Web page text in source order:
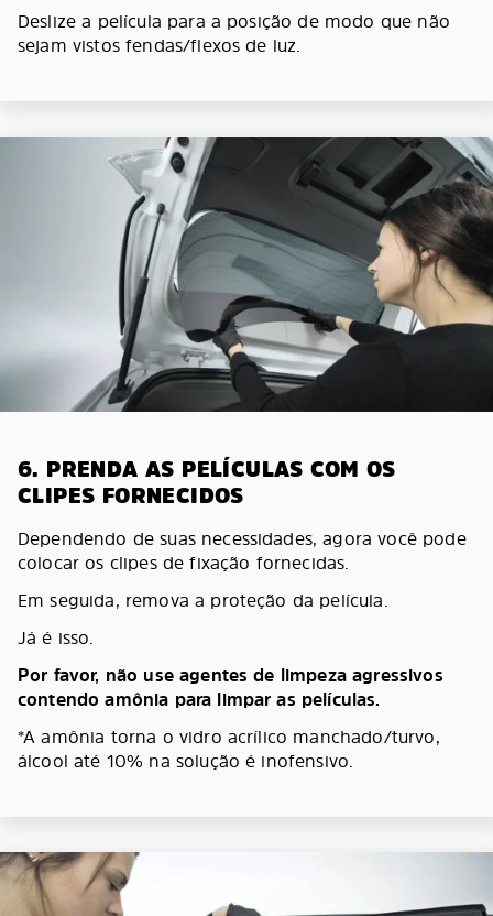
Deslize a película para a posição de modo que não
sejam vistos fendas/flexos de luz.
6. PRENDA AS PELÍCULAS COM OS
CLIPES FORNECIDOS
Dependendo de suas necessidades, agora você pode
colocar os clipes de fixação fornecidas.
Em seguida, remova a proteção da película.
Já é isso.
Por favor, não use agentes de limpeza agressivos
contendo amônia para limpar as películas.
*A amônia torna o vidro acrílico manchado/turvo,
álcool até 10% na solução é inofensivo.